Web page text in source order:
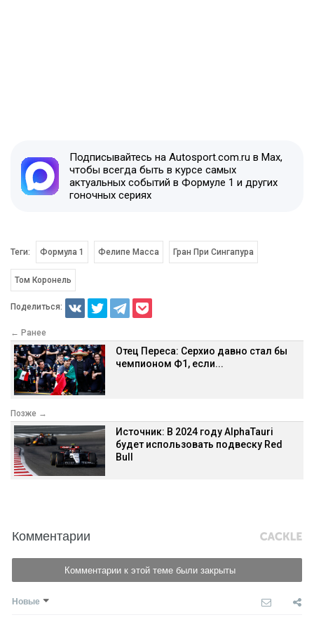
Подписывайтесь на Autosport.com.ru в Max,
чтобы всегда быть в курсе самых
актуальных событий в Формуле 1 и других
гоночных сериях
Теги: Формула 1 Фелипе Масса Гран При Сингапура
Том Коронель
Поделиться:
← Ранее
Отец Переса: Серхио давно стал бы
чемпионом Ф1, если...
Позже →
Источник: В 2024 году AlphaTauri
будет использовать подвеску Red
Bull
Комментарии
Комментарии к этой теме были закрыты
Новые